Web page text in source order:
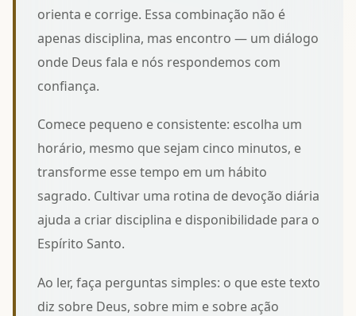
orienta e corrige. Essa combinação não é
apenas disciplina, mas encontro — um diálogo
onde Deus fala e nós respondemos com
confiança.
Comece pequeno e consistente: escolha um
horário, mesmo que sejam cinco minutos, e
transforme esse tempo em um hábito
sagrado. Cultivar uma rotina de devoção diária
ajuda a criar disciplina e disponibilidade para o
Espírito Santo.
Ao ler, faça perguntas simples: o que este texto
diz sobre Deus, sobre mim e sobre ação